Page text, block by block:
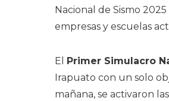
Nacional de Sismo 2025
empresas y escuelas
El Primer Simulacro
Irapuato con un solo
mañana, se activaron